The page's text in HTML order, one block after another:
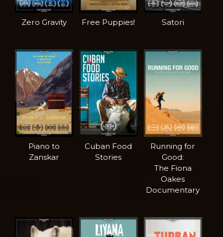
Zero Gravity Free Puppies! Satori
Piano to
Zanskar
Cuban Food
Stories
Running for
Good:
The Fiona
Oakes
Documentary